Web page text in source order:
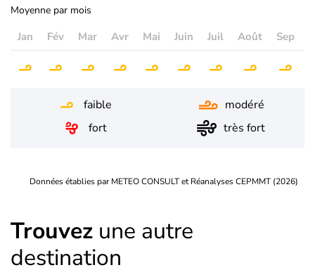
Moyenne par mois
Jan Fév Mar Avr Mai Juin Juil Août Sep
faible
modéré
fort
très fort
Données établies par METEO CONSULT et Réanalyses CEPMMT (2026)
Trouvez une autre
destination